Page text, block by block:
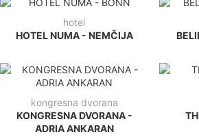
hotel
HOTEL NUMA - NEMČIJA
kongresna dvorana
KONGRESNA DVORANA -
ADRIA ANKARAN